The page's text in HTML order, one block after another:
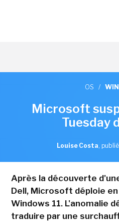
OS /
Microsoft
Tuesday
Louise Costa,
Après la découverte
Dell, Microsoft déploie
Windows 11. L'anomalie
traduire par une